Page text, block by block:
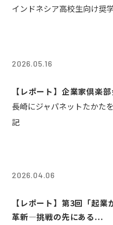
インドネシア高校生向け奨
2026.05.16
【レポート】企業家倶楽
長崎にジャパネットたかた
記
2026.04.06
【レポート】第3回「起業
革新―挑戦の先にある...